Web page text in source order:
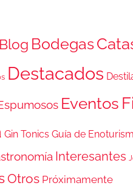
Blog Bodegas
Destacados
Eventos
Gin Tonics Guía de
Interesantes
Otros Próximamente